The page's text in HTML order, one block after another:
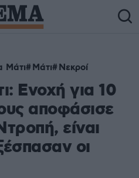
Μάτι Μάτι Νεκροί
Ενοχή για 10
αποφάσισε
είναι
οι